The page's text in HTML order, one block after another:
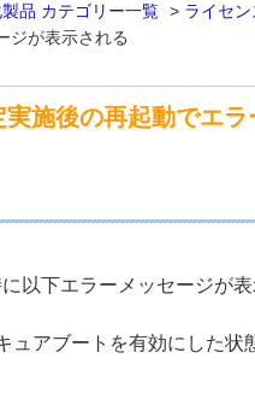
品 カテゴリー一覧 > ライセ
ジが表示される
実施後の再起動でエ
以下エラーメッセージが
ュアブートを有効にした